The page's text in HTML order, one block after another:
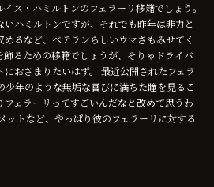
ス・ハミルトンのフェラーリ移籍でしょう。
ハミルトンですが、それでも昨年は非力と
るなど、ベテランらしいウマさもみせてく
るための移籍でしょうが、そりゃドライバ
おさまりたいはず。 最近公開されたフェラ
少年のような無垢な喜びに満ちた瞳を見るこ
ェラーリってすごいんだなと改めて思うわ
ットなど、やっぱり彼のフェラーリに対する